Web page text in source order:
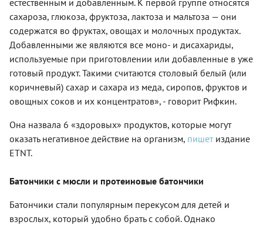
сахароза, глюкоза, фруктоза, лактоза и мальтоза — они
содержатся во фруктах, овощах и молочных продуктах.
Добавленными же являются все моно- и дисахариды,
используемые при приготовлении или добавленные в уже
готовый продукт. Такими считаются столовый белый (или
коричневый) сахар и сахара из меда, сиропов, фруктов и
овощных соков и их концентратов», - говорит Рифкин.
Она назвала 6 «здоровых» продуктов, которые могут
оказать негативное действие на организм, пишетиздание
ETNT.
Батончики с мюсли и протеиновые батончики
Батончики стали популярным перекусом для детей и
взрослых, который удобно брать с собой. Однако